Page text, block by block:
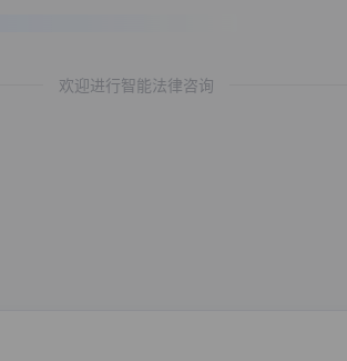
欢迎进行智能法律咨询